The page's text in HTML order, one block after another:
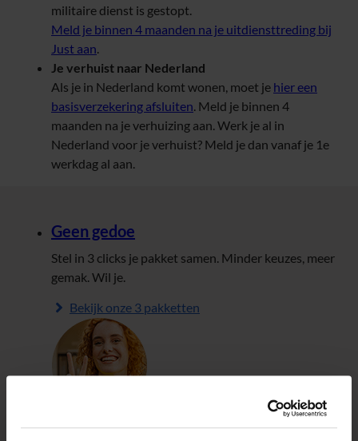
militaire dienst is gestopt.
Meld je binnen 4 maanden na je uitdiensttreding bij
Just aan.
Je verhuist naar Nederland
Als je in Nederland komt wonen, moet je hier een
basisverzekering afsluiten. Meld je binnen 4
maanden na je verhuizing aan. Werk je al in
Nederland voor je verhuist? Meld je dan vanaf je 1e
werkdag al aan.
Geen gedoe
Stel in 3 clicks je pakket samen. Minder keuzes, meer
gemak. Wil je.
Bekijk onze 3 pakketten